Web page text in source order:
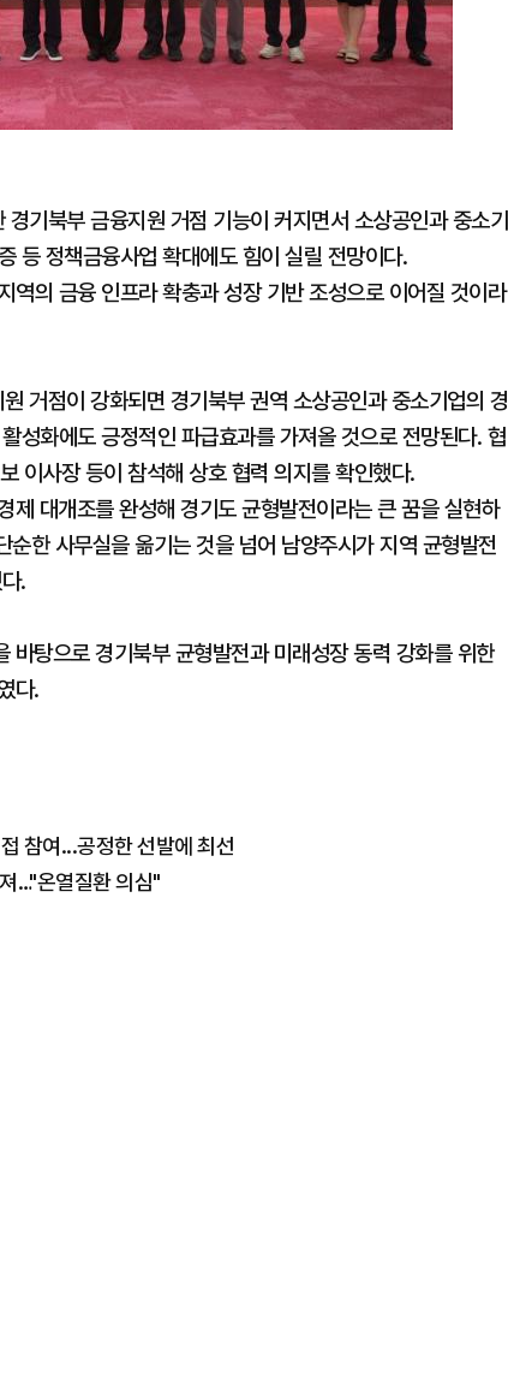
기북부 금융지원 거점 기능이 커지면서 소상공인과 중소기
등 정책금융사업 확대에도 힘이 실릴 전망이다.
역의 금융 인프라 확충과 성장 기반 조성으로 이어질 것이라
거점이 강화되면 경기북부 권역 소상공인과 중소기업의 경
성화에도 긍정적인 파급효과를 가져올 것으로 전망된다. 협
이사장 등이 참석해 상호 협력 의지를 확인했다.
제 대개조를 완성해 경기도 균형발전이라는 큰 꿈을 실현하
한 사무실을 옮기는 것을 넘어 남양주시가 지역 균형발전
.
바탕으로 경기북부 균형발전과 미래성장 동력 강화를 위한
다.
참여...공정한 선발에 최선
…"온열질환 의심"